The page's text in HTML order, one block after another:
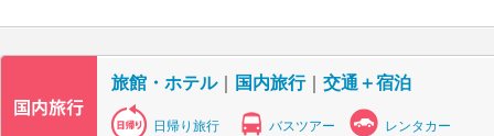
旅館・ホテル｜ 国内旅行｜ 交通＋宿泊
日帰り旅行 バスツアー レンタカー